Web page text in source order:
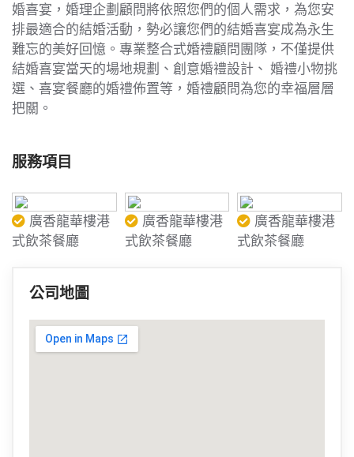
婚喜宴，婚理企劃顧問將依照您們的個人需求，為您安
排最適合的結婚活動，勢必讓您們的結婚喜宴成為永生
難忘的美好回憶。專業整合式婚禮顧問團隊，不僅提供
結婚喜宴當天的場地規劃、創意婚禮設計、 婚禮小物挑
選、喜宴餐廳的婚禮佈置等，婚禮顧問為您的幸福層層
把關。
服務項目
廣香龍華樓港
式飲茶餐廳
廣香龍華樓港
式飲茶餐廳
廣香龍華樓港
式飲茶餐廳
公司地圖